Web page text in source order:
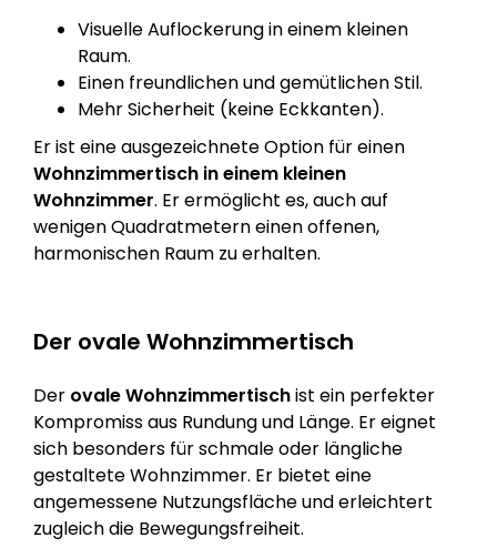
Visuelle Auflockerung in einem kleinen
Raum.
Einen freundlichen und gemütlichen Stil.
Mehr Sicherheit (keine Eckkanten).
Er ist eine ausgezeichnete Option für einen
Wohnzimmertisch in einem kleinen
Wohnzimmer. Er ermöglicht es, auch auf
wenigen Quadratmetern einen offenen,
harmonischen Raum zu erhalten.
Der ovale Wohnzimmertisch
Der ovale Wohnzimmertischist ein perfekter
Kompromiss aus Rundung und Länge. Er eignet
sich besonders für schmale oder längliche
gestaltete Wohnzimmer. Er bietet eine
angemessene Nutzungsfläche und erleichtert
zugleich die Bewegungsfreiheit.